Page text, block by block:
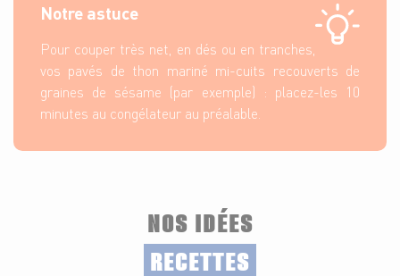
Notre astuce
Pour couper très net, en dés ou en tranches,
vos pavés de thon mariné mi-cuits recouverts de
graines de sésame (par exemple) : placez-les 10
minutes au congélateur au préalable.
NOS IDÉES
RECETTES